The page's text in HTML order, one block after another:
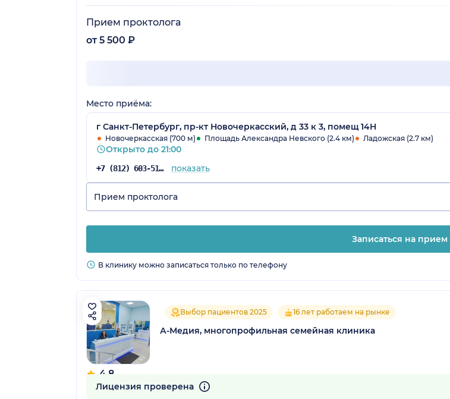
Прием проктолога
от 5 500 ₽
Место приёма:
г Санкт-Петербург, пр-кт Новочеркасский, д 33 к 3, помещ 14Н
Новочеркасская (700 м) Площадь Александра Невского (2.4 км) Ладожская (2.7 км)
Открыто до 21:00
+7 (812) 603-51-60 показать
Прием проктолога
Записаться на прием
В клинику можно записаться только по телефону
4.8
935 отзывов
Выбор пациентов 2025 16 лет работаем на рынке
А-Медия, многопрофильная семейная клиника
Лицензия проверена